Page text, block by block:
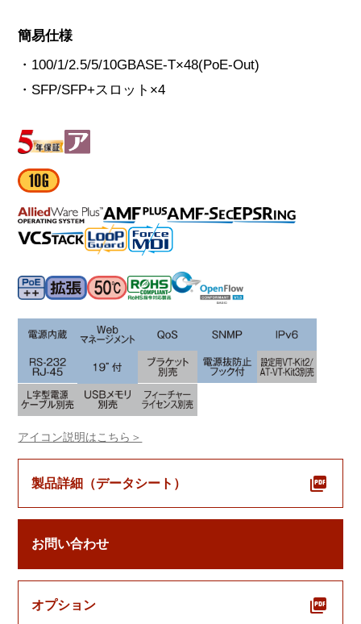
簡易仕様
・100/1/2.5/5/10GBASE-T×48(PoE-Out)
・SFP/SFP+スロット×4
アイコン説明はこちら＞
製品詳細（データシート）
お問い合わせ
オプション